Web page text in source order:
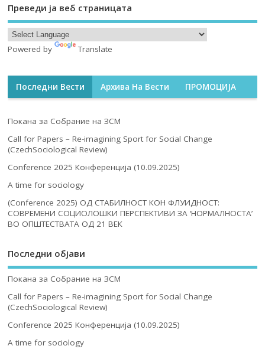
Преведи ја веб страницата
Powered by Translate
Последни Вести Архива На Вести ПРОМОЦИЈА
Покана за Собрание на ЗСМ
Call for Papers – Re-imagining Sport for Social Change
(CzechSociological Review)
Conference 2025 Конференција (10.09.2025)
A time for sociology
(Conference 2025) ОД СТАБИЛНОСТ КОН ФЛУИДНОСТ:
СОВРЕМЕНИ СОЦИОЛОШКИ ПЕРСПЕКТИВИ ЗА ‘НОРМАЛНОСТА’
ВО ОПШТЕСТВАТА ОД 21 ВЕК
Последни објави
Покана за Собрание на ЗСМ
Call for Papers – Re-imagining Sport for Social Change
(CzechSociological Review)
Conference 2025 Конференција (10.09.2025)
A time for sociology